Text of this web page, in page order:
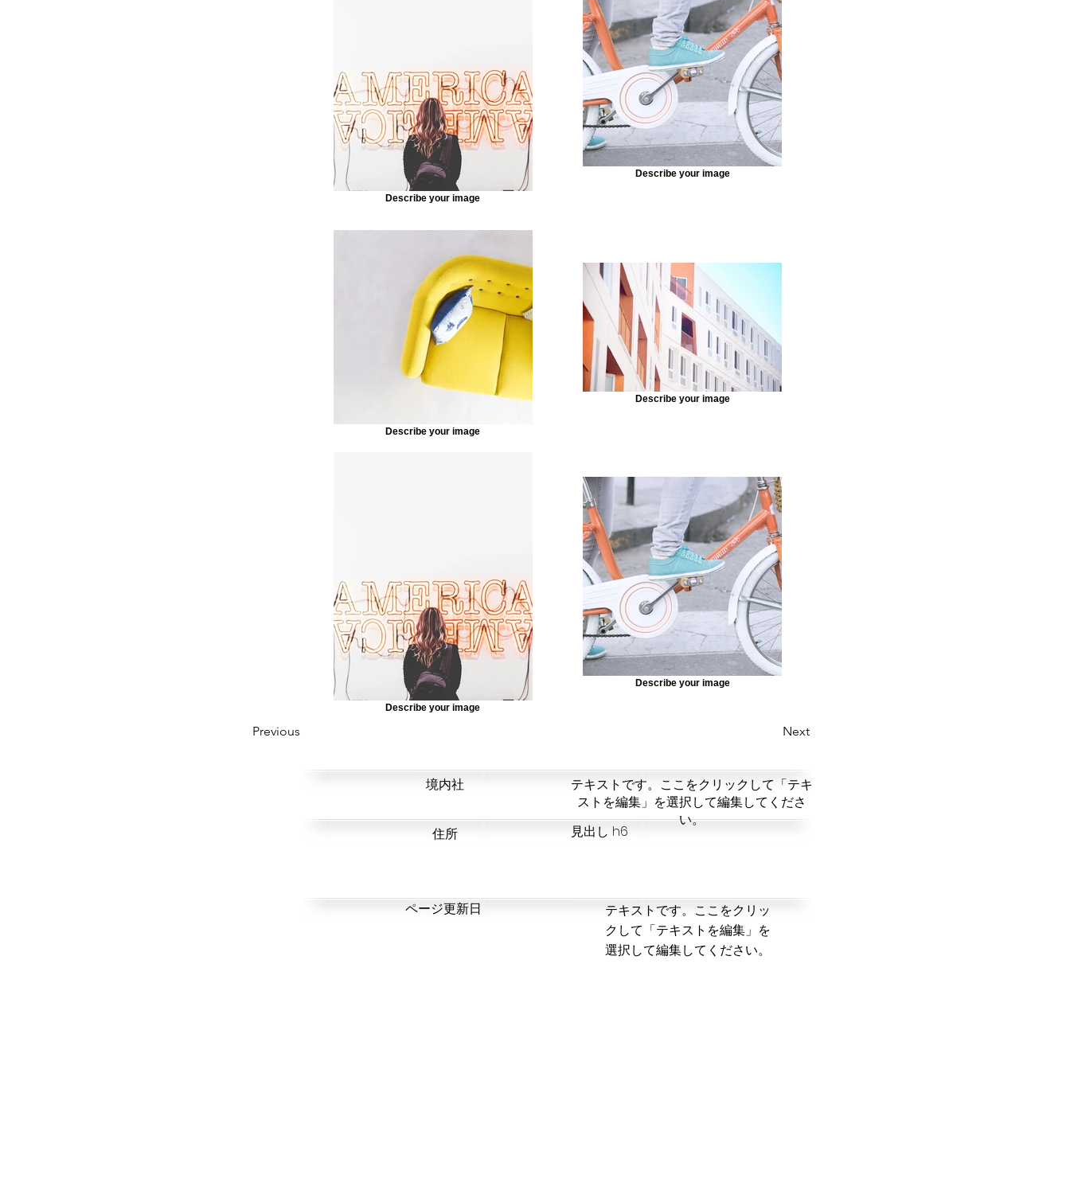
Data. Once connected, you can save time by updating your content straight from
your collection—no need to open the Editor, or mess with your design.
Add any type of content to your collection, such as rich text, images, videos and more,
or upload a CSV file. You can also collect and store information from your site visitors
using input elements like custom forms and fields. Collaborate on your content
across teams by assigning permissions setting custom permissions for every
displaying content from the right collection fields. Ready to publish? Simply click Publish
in the top right of the Editor and your changes will appear live.
Next
Previous
Describe your image
Describe your image
Describe your image
Describe your image
Describe your image
Describe your image
Next
テキストです。ここをクリックして「テキ
ストを編集」を選択して編集してくださ
い。
​境内社
見出し h6
​住所
​ページ更新日
テキストです。ここをクリッ
クして「テキストを編集」を
選択して編集してください。